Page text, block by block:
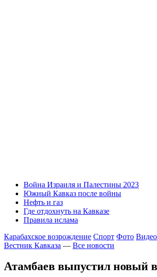
Война Израиля и Палестины 2023
Южный Кавказ после войны
Нефть и газ
Где отдохнуть на Кавказе
Правила ислама
Карабахское возрождение Спорт Фото Видео
Вестник Кавказа — Все новости
Атамбаев выпустил новый